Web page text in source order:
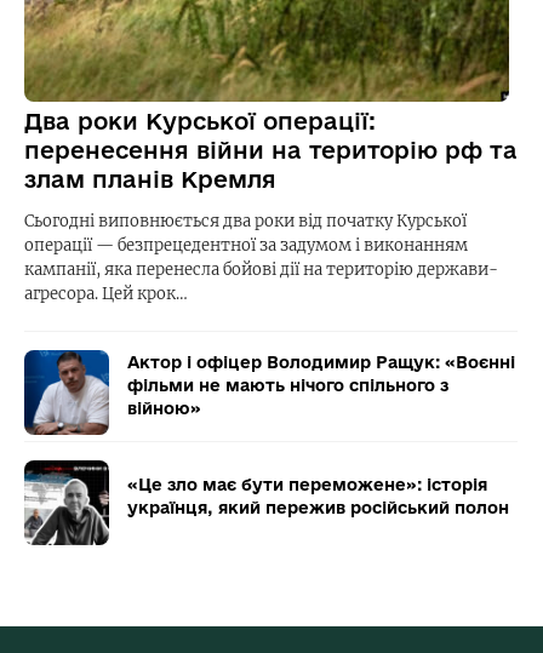
Два роки Курської операції:
перенесення війни на територію рф та
злам планів Кремля
Сьогодні виповнюється два роки від початку Курської
операції — безпрецедентної за задумом і виконанням
кампанії, яка перенесла бойові дії на територію держави-
агресора. Цей крок…
Актор і офіцер Володимир Ращук: «Воєнні
фільми не мають нічого спільного з
війною»
«Це зло має бути переможене»: історія
українця, який пережив російський полон